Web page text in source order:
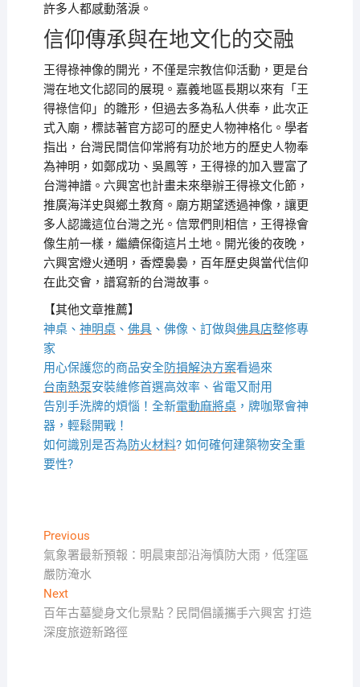
許多人都感動落淚。
信仰傳承與在地文化的交融
王得祿神像的開光，不僅是宗教信仰活動，更是台
灣在地文化認同的展現。嘉義地區長期以來有「王
得祿信仰」的雛形，但過去多為私人供奉，此次正
式入廟，標誌著官方認可的歷史人物神格化。學者
指出，台灣民間信仰常將有功於地方的歷史人物奉
為神明，如鄭成功、吳鳳等，王得祿的加入豐富了
台灣神譜。六興宮也計畫未來舉辦王得祿文化節，
推廣海洋史與鄉土教育。廟方期望透過神像，讓更
多人認識這位台灣之光。信眾們則相信，王得祿會
像生前一樣，繼續保衛這片土地。開光後的夜晚，
六興宮燈火通明，香煙裊裊，百年歷史與當代信仰
在此交會，譜寫新的台灣故事。
【其他文章推薦】
神桌、 神明桌、 佛具、佛像、訂做與佛具店整修專
家
用心保護您的商品安全防損解決方案看過來
台南熱泵安裝維修首選高效率、省電又耐用
告別手洗牌的煩惱！全新電動麻將桌，牌咖聚會神
器，輕鬆開戰！
如何識別是否為防火材料? 如何確何建築物安全重
要性?
文
章
導
覽
PreviousPrevious
post:
氣象署最新預報：明晨東部沿海慎防大雨，低窪區
嚴防淹水
NextNext
post:
百年古墓變身文化景點？民間倡議攜手六興宮 打造
深度旅遊新路徑